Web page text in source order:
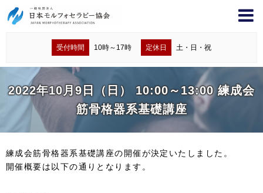
受付時間 10時～17時 定休日 土・日・祝
2022年10月9日（日） 10:00～13:00 練成会
筋骨格器系基礎講座
練成会筋骨格器系基礎講座の開催が決定いたしました。
開催概要は以下の通りとなります。